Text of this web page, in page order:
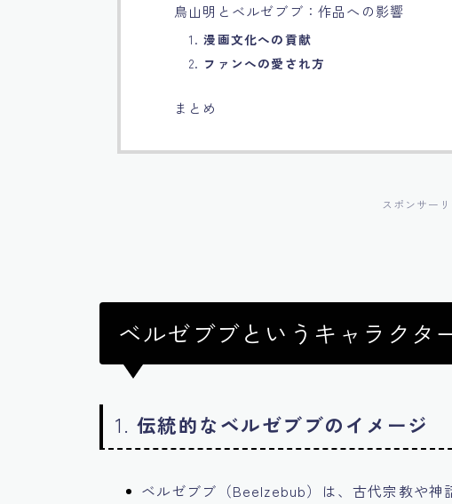
鳥山明とベルゼブブ：作品への影響
1.漫画文化への貢献
2. ファンへの愛され方
まとめ
スポンサー
ベルゼブブというキャラクタ
1. 伝統的なベルゼブブのイメージ
ベルゼブブ（Beelzebub）は、古代宗教や